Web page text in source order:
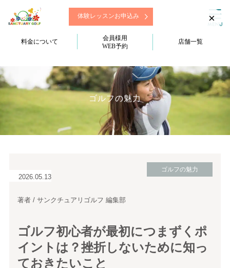
体験レッスンお申込み
料金について
会員様用
WEB予約
店舗一覧
ゴルフの魅力
2026.05.13
ゴルフの魅力
著者 / サンクチュアリゴルフ 編集部
ゴルフ初心者が最初につまずくポ
イントは？挫折しないために知っ
ておきたいこと
×